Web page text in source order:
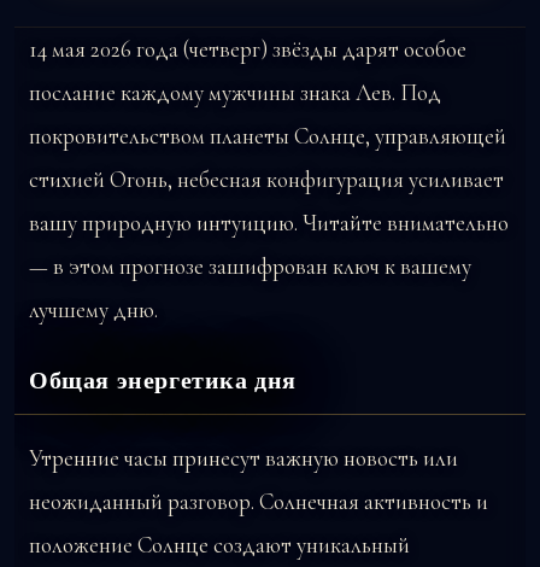
14 мая 2026 года (четверг) звёзды дарят особое
послание каждому мужчины знака Лев. Под
покровительством планеты Солнце, управляющей
стихией Огонь, небесная конфигурация усиливает
вашу природную интуицию. Читайте внимательно
— в этом прогнозе зашифрован ключ к вашему
лучшему дню.
Общая энергетика дня
Утренние часы принесут важную новость или
неожиданный разговор. Солнечная активность и
положение Солнце создают уникальный